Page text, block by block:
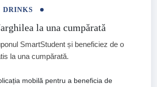
DRINKS
la una cumpărată
SmartStudent și beneficiez de o
la una cumpărată.
mobilă pentru a beneficia de